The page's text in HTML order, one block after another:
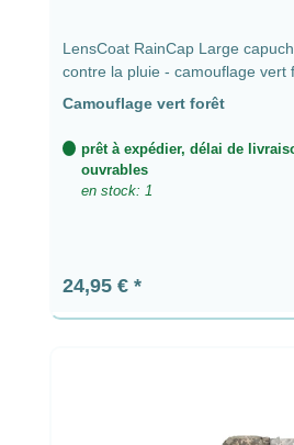
LensCoat RainCap Large
contre la pluie - camouflage vert
Camouflage vert forêt
prêt à expédier, délai de
ouvrables
en stock: 1
Prix régulier :
24,95 €